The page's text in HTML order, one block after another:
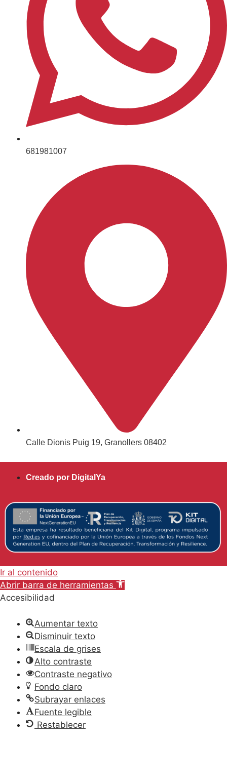
681981007
Calle Dionis Puig 19, Granollers 08402
Creado por DigitalYa
Ir al contenido
Abrir barra de herramientas
Accesibilidad
Aumentar texto
Disminuir texto
Escala de grises
Alto contraste
Contraste negativo
Fondo claro
Subrayar enlaces
Fuente legible
Restablecer